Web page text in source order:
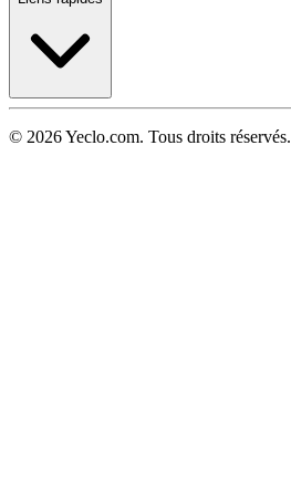
© 2026 Yeclo.com. Tous droits réservés.